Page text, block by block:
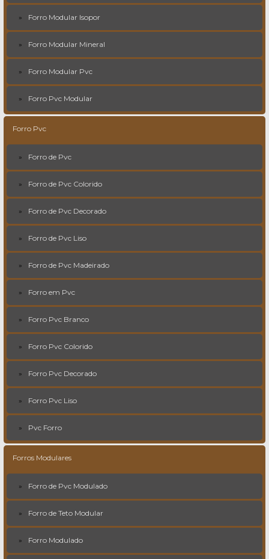
Forro Modular Isopor
Forro Modular Mineral
Forro Modular Pvc
Forro Pvc Modular
Forro Pvc
Forro de Pvc
Forro de Pvc Colorido
Forro de Pvc Decorado
Forro de Pvc Liso
Forro de Pvc Madeirado
Forro em Pvc
Forro Pvc Branco
Forro Pvc Colorido
Forro Pvc Decorado
Forro Pvc Liso
Pvc Forro
Forros Modulares
Forro de Pvc Modulado
Forro de Teto Modular
Forro Modulado